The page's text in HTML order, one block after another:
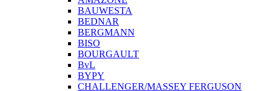
BAUWESTA
BEDNAR
BERGMANN
BISO
BOURGAULT
BvL
BYPY
CHALLENGER/MASSEY FERGUSON